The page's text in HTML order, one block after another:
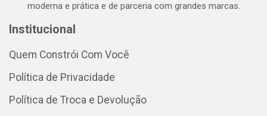
moderna e prática e de parceria com grandes marcas.
Institucional
Quem Constrói Com Você
Política de Privacidade
Política de Troca e Devolução